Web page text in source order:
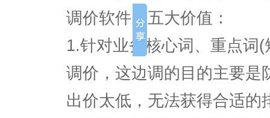
调价软件的五大价值：
1.针对业务核心词、重点词
调价，这边调的目的主要是
出价太低，无法获得合适的